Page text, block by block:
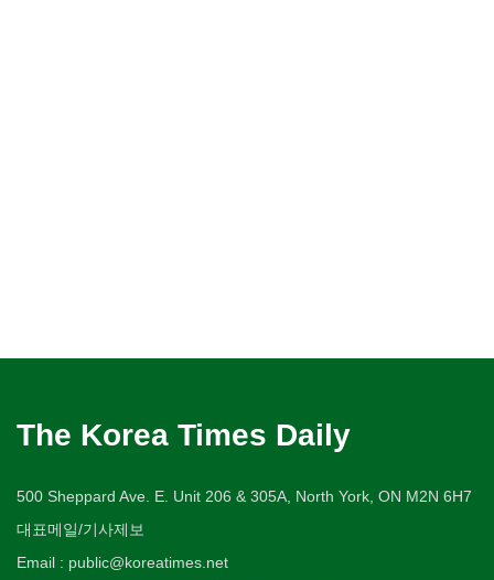
The Korea Times Daily
500 Sheppard Ave. E. Unit 206 & 305A, North York, ON M2N 6H7
대표메일/기사제보
Email : public@koreatimes.net